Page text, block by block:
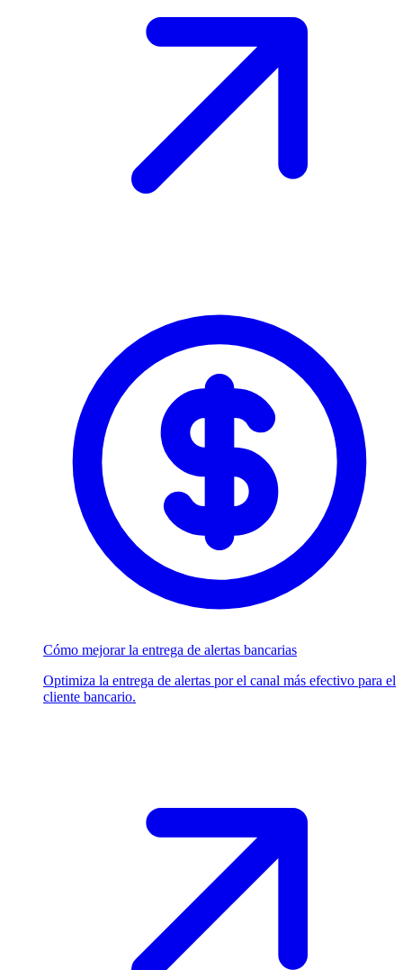
Cómo mejorar la entrega de alertas bancarias
Optimiza la entrega de alertas por el canal más efectivo para el
cliente bancario.